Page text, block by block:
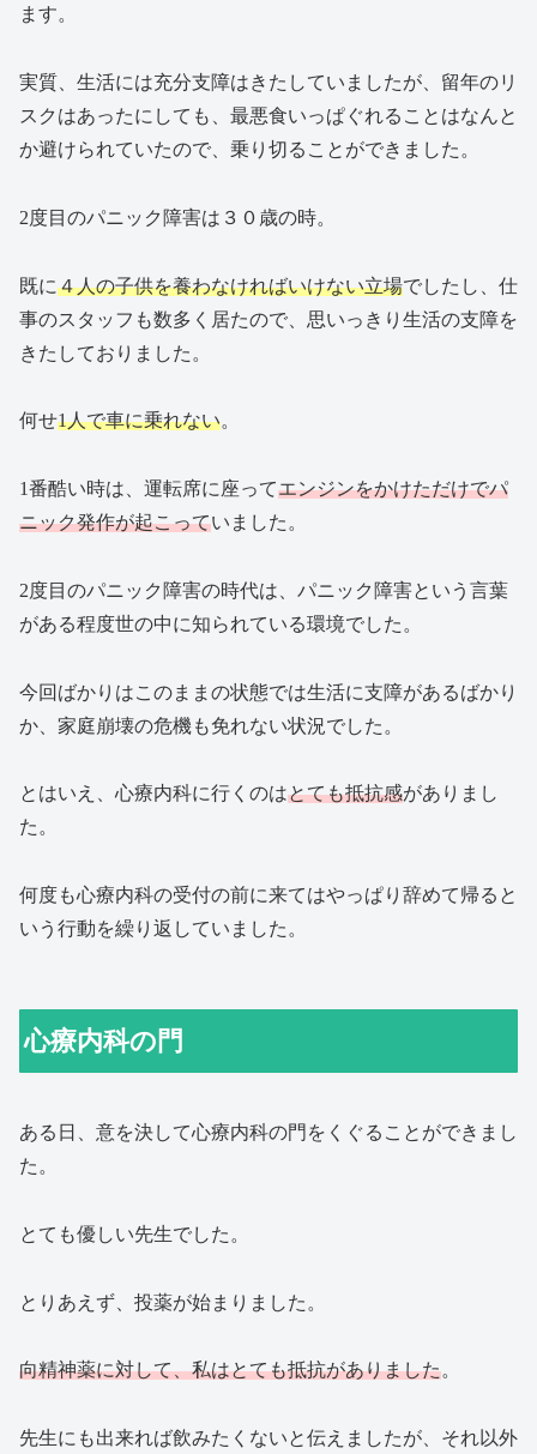
ます。
実質、生活には充分支障はきたしていましたが、留年のリ
スクはあったにしても、最悪食いっぱぐれることはなんと
か避けられていたので、乗り切ることができました。
2度目のパニック障害は３０歳の時。
既に４人の子供を養わなければいけない立場でしたし、仕
事のスタッフも数多く居たので、思いっきり生活の支障を
きたしておりました。
何せ1人で車に乗れない。
1番酷い時は、運転席に座ってエンジンをかけただけでパ
ニック発作が起こっていました。
2度目のパニック障害の時代は、パニック障害という言葉
がある程度世の中に知られている環境でした。
今回ばかりはこのままの状態では生活に支障があるばかり
か、家庭崩壊の危機も免れない状況でした。
とはいえ、心療内科に行くのはとても抵抗感がありまし
た。
何度も心療内科の受付の前に来てはやっぱり辞めて帰ると
いう行動を繰り返していました。
心療内科の門
ある日、意を決して心療内科の門をくぐることができまし
た。
とても優しい先生でした。
とりあえず、投薬が始まりました。
向精神薬に対して、私はとても抵抗がありました。
先生にも出来れば飲みたくないと伝えましたが、それ以外